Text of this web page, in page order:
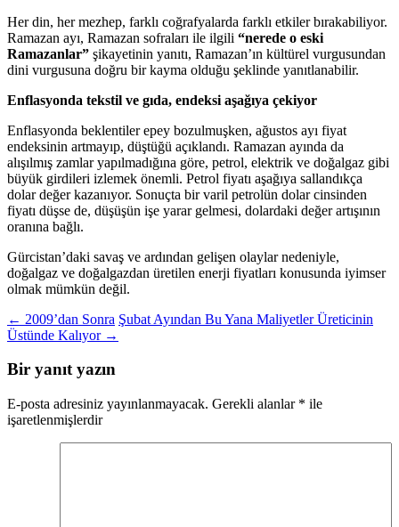
Her din, her mezhep, farklı coğrafyalarda farklı etkiler bırakabiliyor.
Ramazan ayı, Ramazan sofraları ile ilgili “nerede o eski
Ramazanlar” şikayetinin yanıtı, Ramazan’ın kültürel vurgusundan
dini vurgusuna doğru bir kayma olduğu şeklinde yanıtlanabilir.
Enflasyonda tekstil ve gıda, endeksi aşağıya çekiyor
Enflasyonda beklentiler epey bozulmuşken, ağustos ayı fiyat
endeksinin artmayıp, düştüğü açıklandı. Ramazan ayında da
alışılmış zamlar yapılmadığına göre, petrol, elektrik ve doğalgaz gibi
büyük girdileri izlemek önemli. Petrol fiyatı aşağıya sallandıkça
dolar değer kazanıyor. Sonuçta bir varil petrolün dolar cinsinden
fiyatı düşse de, düşüşün işe yarar gelmesi, dolardaki değer artışının
oranına bağlı.
Gürcistan’daki savaş ve ardından gelişen olaylar nedeniyle,
doğalgaz ve doğalgazdan üretilen enerji fiyatları konusunda iyimser
olmak mümkün değil.
Yazı
dolaşımı
← 2009’dan Sonra Şubat Ayından Bu Yana Maliyetler Üreticinin
Üstünde Kalıyor →
Bir yanıt yazın
E-posta adresiniz yayınlanmayacak. Gerekli alanlar * ile
işaretlenmişlerdir